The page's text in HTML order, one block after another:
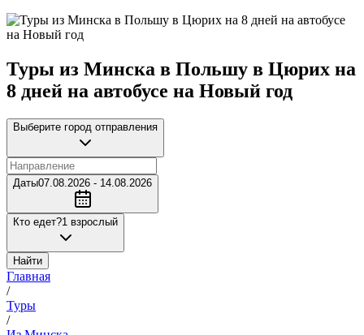
Туры из Минска в Польшу в Цюрих на
8 дней на автобусе на Новый год
Выберите город отправления
Даты07.08.2026 - 14.08.2026
Кто едет?1 взрослый
Найти
Главная
/
Туры
/